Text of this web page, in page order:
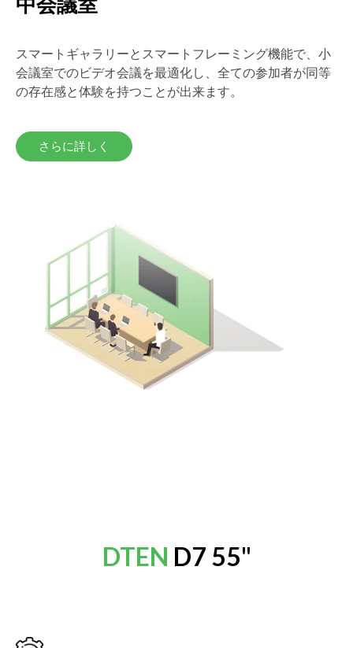
スマートギャラリーとスマートフレーミング機能で、小
会議室でのビデオ会議を最適化し、全ての参加者が同等
の存在感と体験を持つことが出来ます。
さらに詳しく
DTEN D7 55"